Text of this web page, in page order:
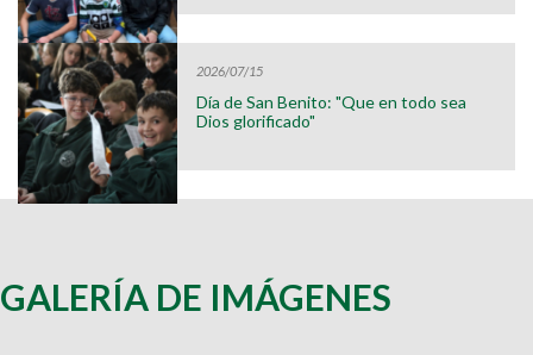
2026/07/15
Día de San Benito: "Que en todo sea
Dios glorificado"
GALERÍA DE IMÁGENES